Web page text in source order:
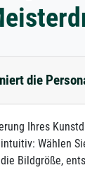
die
Ihres
Wählen
Bildgröße,